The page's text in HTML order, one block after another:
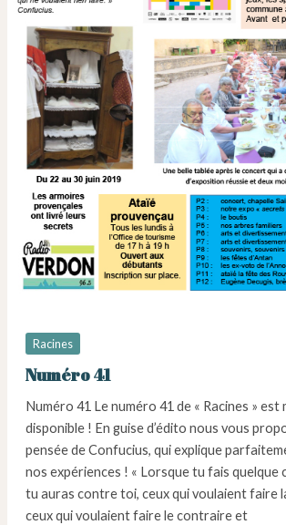
Racines
Numéro 41
Numéro 41 Le numéro 41 de « Racines »
disponible ! En guise d’édito nous vous
pensée de Confucius, qui explique
nos expériences ! « Lorsque tu fais quelque
tu auras contre toi, ceux qui voulaient faire
ceux qui voulaient faire le contraire et